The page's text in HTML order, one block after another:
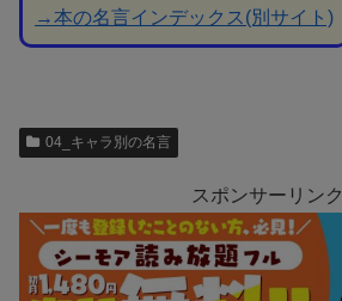
→本の名言インデックス(別サイト)
04_キャラ別の名言
スポンサーリンク